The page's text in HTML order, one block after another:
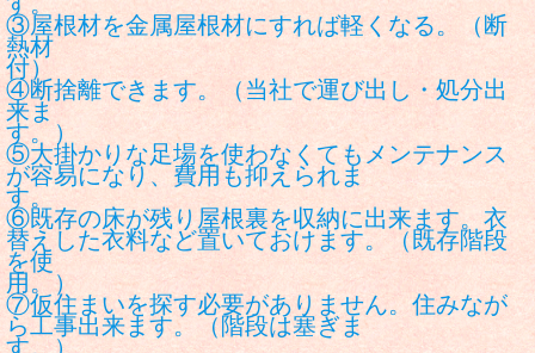
③屋根材を金属屋根材にすれば軽くなる。（断
熱材
④断捨離できます。（当社で運び出し・処分出
来ま
す
⑤大掛かりな足場を使わなくてもメンテナンス
が容易になり、費用も抑えられま
⑥既存の床が残り屋根裏を収納に出来ます。衣
替えした衣料など置いておけます。（既存階段
を使
用
⑦仮住まいを探す必要がありません。住みなが
ら工事出来ます。（階段は塞ぎま
す